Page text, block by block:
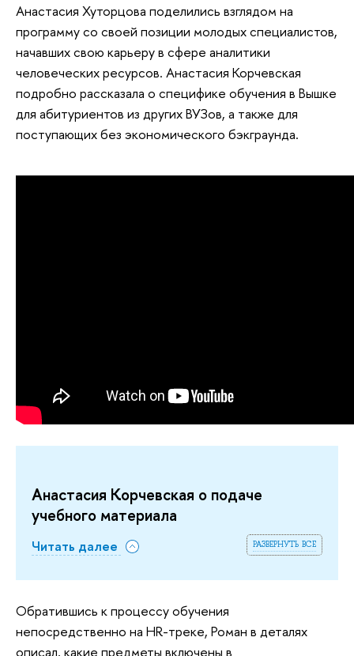
Анастасия Хуторцова поделились взглядом на
программу со своей позиции молодых специалистов,
начавших свою карьеру в сфере аналитики
человеческих ресурсов. Анастасия Корчевская
подробно рассказала о специфике обучения в Вышке
для абитуриентов из других ВУЗов, а также для
поступающих без экономического бэкграунда.
Анастасия Корчевская о подаче
учебного материала
развернуть все
Читать далее
Обратившись к процессу обучения
непосредственно на HR-треке, Роман в деталях
описал, какие предметы включены в